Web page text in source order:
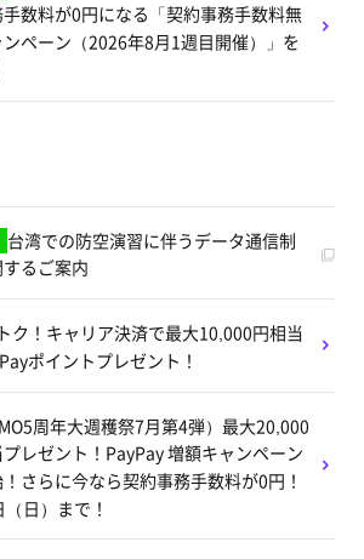
数料が0円になる「契約事務手数料無
ペーン（2026年8月1週目開催）」を
台湾での防空演習に伴うデータ通信制
るご案内
ク！キャリア決済で最大10,000円相当
ポイントプレゼント！
周年大週穫祭7月第4弾）最大20,000
レゼント！PayPay 増額キャンペーン
さらに今なら契約事務手数料が0円！
日）まで！